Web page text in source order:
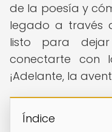
de la poesía y
legado a través
listo para
conectarte con
¡Adelante, la
Índice